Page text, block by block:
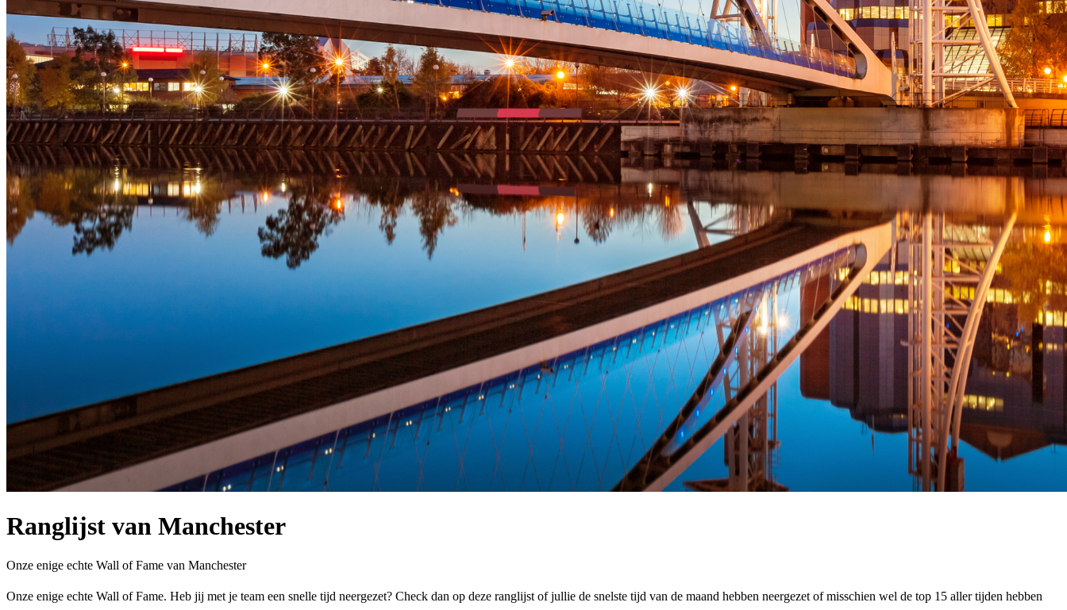
Ranglijst van Manchester
Onze enige echte Wall of Fame van Manchester
Onze enige echte Wall of Fame. Heb jij met je team een snelle tijd neergezet? Check dan op deze ranglijst of jullie de snelste tijd van de maand hebben neergezet of misschien wel de top 15 aller tijden hebben